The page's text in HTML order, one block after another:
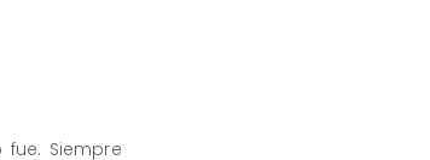
Siempre